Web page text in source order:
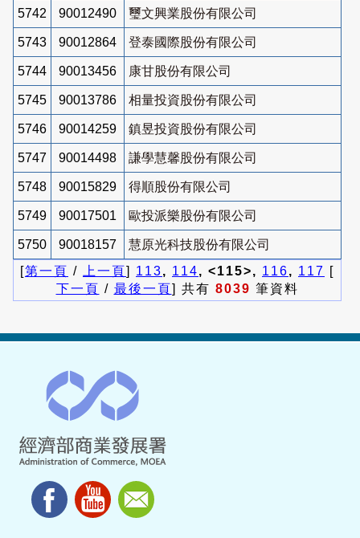
5742 90012490 璽文興業股份有限公司
5743 90012864 登泰國際股份有限公司
5744 90013456 康甘股份有限公司
5745 90013786 相量投資股份有限公司
5746 90014259 鎮昱投資股份有限公司
5747 90014498 謙學慧馨股份有限公司
5748 90015829 得順股份有限公司
5749 90017501 歐投派樂股份有限公司
5750 90018157
慧原光科技股份有限公司
[第一頁 / 上一頁] 113, 114, <115>, 116, 117 [
下一頁 / 最後一頁] 共有 8039 筆資料